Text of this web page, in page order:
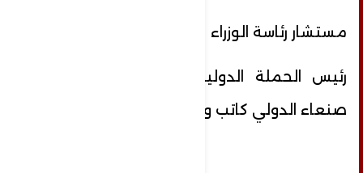
مستشار رئاسة الوزراء
رئيس الحملة الدولية لكسر حصار مطار
صنعاء الدولي كاتب وباحث سياسي